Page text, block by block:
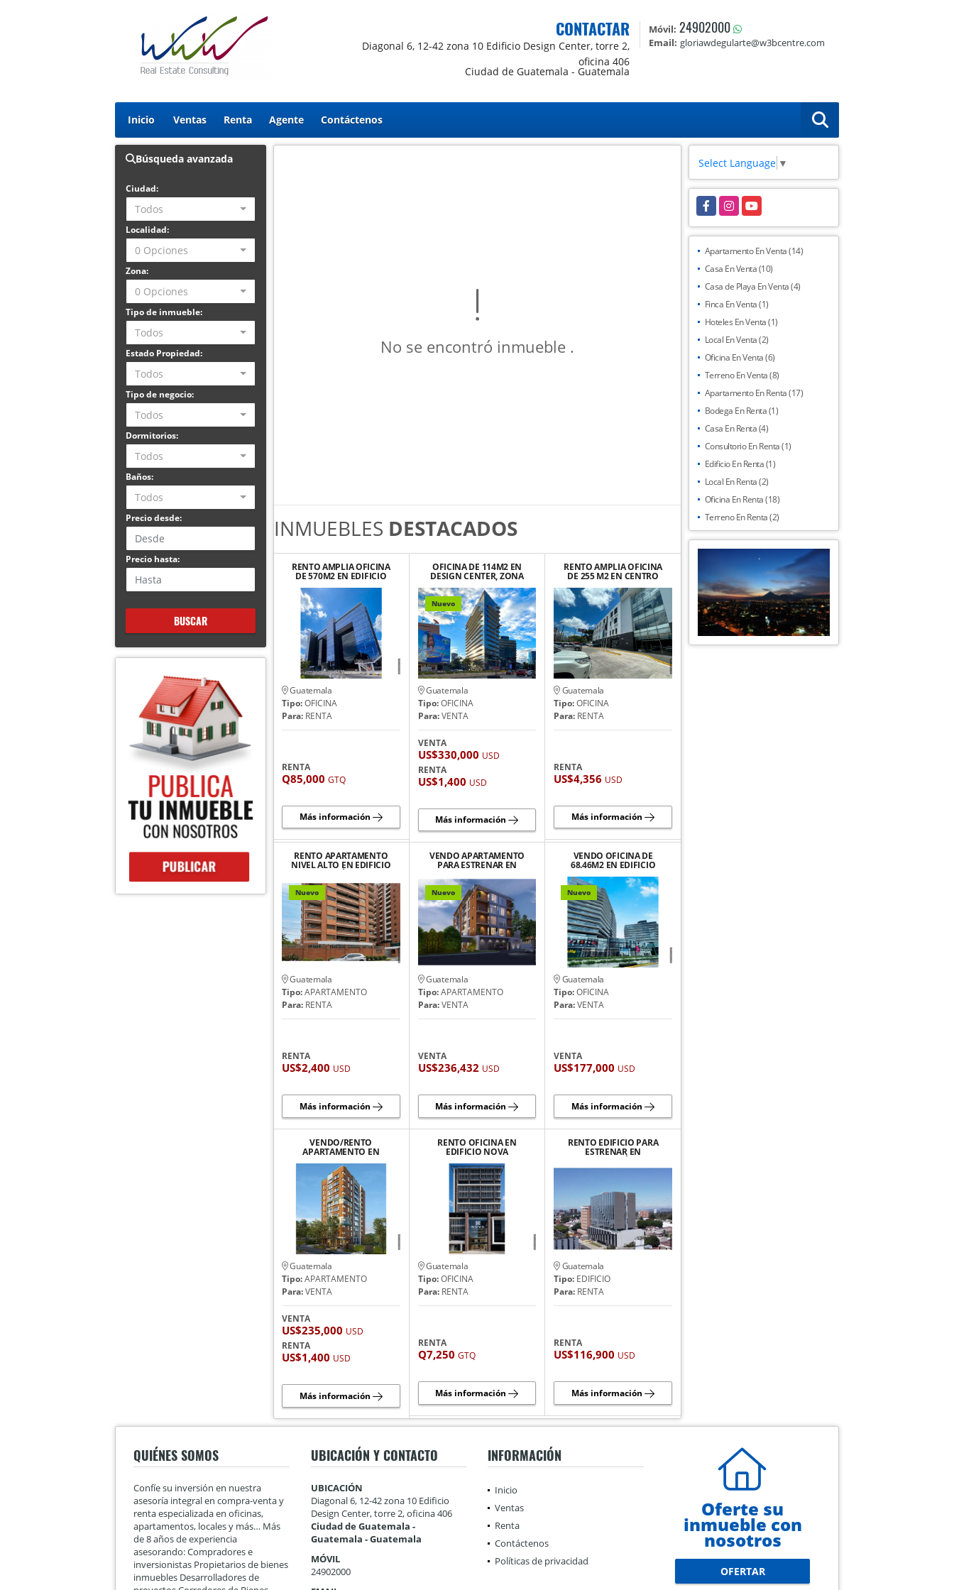
CONTACTAR
Diagonal 6, 12-42 zona 10 Edificio Design Center, torre 2,
oficina 406
Ciudad de Guatemala - Guatemala
Móvil: 24902000
Email: gloriawdegularte@w3bcentre.com
Inicio Ventas Renta Agente Contáctenos
Búsqueda avanzada
Ciudad:
Todos
Localidad:
0 Opciones
Zona:
0 Opciones
Tipo de inmueble:
Todos
Estado Propiedad:
Todos
Tipo de negocio:
Todos
Dormitorios:
Todos
Baños:
Todos
Precio desde:
Precio hasta:
BUSCAR
No se encontró inmueble .
INMUEBLES DESTACADOS
RENTO AMPLIA OFICINA
DE 570M2 EN EDIFICIO
RENOVATI, ZONA 10
Guatemala
Tipo:OFICINA
Para: RENTA
RENTA
Q85,000 GTQ
Más información
OFICINA DE 114M2 EN
DESIGN CENTER, ZONA
10
Nuevo
Guatemala
Tipo:OFICINA
Para:VENTA
VENTA
US$330,000 USD
RENTA
US$1,400 USD
Más información
RENTO AMPLIA OFICINA
DE 255 M2 EN CENTRO
CORPORATIVO LOS
PRÓCERES
Guatemala
Tipo:OFICINA
Para: RENTA
RENTA
US$4,356 USD
Más información
RENTO APARTAMENTO
NIVEL ALTO EN EDIFICIO
Nuevo
Guatemala
Tipo:APARTAMENTO
Para: RENTA
RENTA
US$2,400 USD
Más información
VENDO APARTAMENTO
PARA ESTRENAR EN
Nuevo
Guatemala
Tipo:APARTAMENTO
Para:VENTA
VENTA
US$236,432 USD
Más información
VENDO OFICINA DE
68.46M2 EN EDIFICIO
DESIGN CENTER, ZONA
Nuevo
Guatemala
Tipo:OFICINA
Para:VENTA
VENTA
US$177,000 USD
Más información
VENDO/RENTO
APARTAMENTO EN
EDIFICIO CASSIA, VH1,
ZONA 15
Guatemala
Tipo:APARTAMENTO
Para:VENTA
VENTA
US$235,000 USD
RENTA
US$1,400 USD
Más información
RENTO OFICINA EN
EDIFICIO NOVA
REFORMADOR, ZONA 9
Guatemala
Tipo:OFICINA
Para:RENTA
RENTA
Q7,250 GTQ
Más información
RENTO EDIFICIO PARA
ESTRENAR EN
ESTRATÉGICA, ZONA 10
Guatemala
Tipo: EDIFICIO
Para: RENTA
RENTA
US$116,900 USD
Más información
Select Language ▼
FacebookInstagramYouTube
Apartamento En Venta (14)
Casa En Venta (10)
Casa de Playa En Venta (4)
Finca En Venta (1)
Hoteles En Venta (1)
Local En Venta (2)
Oficina En Venta (6)
Terreno En Venta (8)
Apartamento En Renta (17)
Bodega En Renta (1)
Casa En Renta (4)
Consultorio En Renta (1)
Edificio En Renta (1)
Local En Renta (2)
Oficina En Renta (18)
Terreno En Renta (2)
QUIÉNES SOMOS
Confíe su inversión en nuestra
asesoría integral en compra-venta y
renta especializada en oficinas,
apartamentos, locales y más… Más
de 8 años de experiencia
asesorando: Compradores e
inversionistas Propietarios de bienes
inmuebles Desarrolladores de
UBICACIÓN Y CONTACTO
UBICACIÓN
Diagonal 6, 12-42 zona 10 Edificio
Design Center, torre 2, oficina 406
Ciudad de Guatemala -
Guatemala - Guatemala
MÓVIL
24902000
INFORMACIÓN
Inicio
Ventas
Renta
Contáctenos
Políticas de privacidad
Oferte su
inmueble con
nosotros
OFERTAR